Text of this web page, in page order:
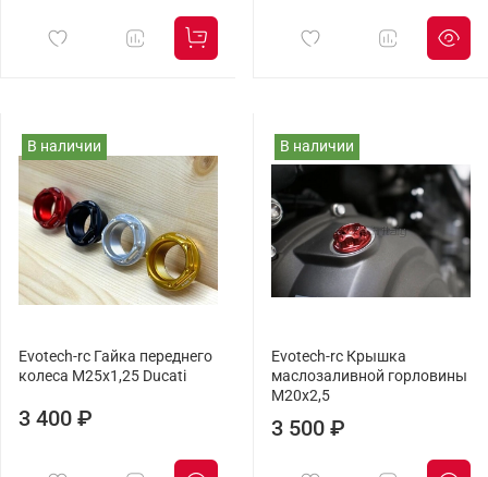
В наличии
Evotech-rc Гайка переднего
колеса М25x1,25 Ducati
3 400 ₽
В наличии
Evotech-rc Крышка
маслозаливной горловины
M20х2,5
3 500 ₽